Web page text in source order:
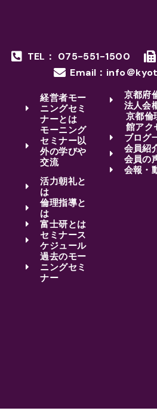
TEL： 075-551-1500
Email：info＠
経営者モー
ニングセミ
ナーとは
モーニング
セミナー以
外の学びや
交流
活力朝礼と
は
倫理指導と
は
富士研とは
セミナース
ケジュール
過去のモー
ニングセミ
ナー
京都府
法人会
京都倫
館アク
ブログ
会員紹
会員の
会報・